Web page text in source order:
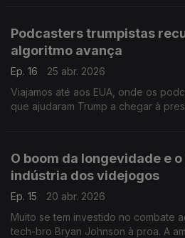
Podcasters trumpistas
algoritmo avança
Ep. 16
25 abr. 2026
Viajamos até aos EUA, onde os
que ajudaram Trump a chegar à
O boom da longevidade e
indústria dos videjogos
Ep. 15
20 abr. 2026
Muito se tem investido no combate
tech-bro Bryan Johnson à proa. A